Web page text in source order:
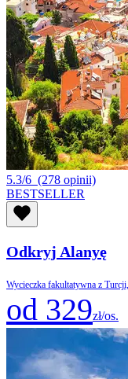
5.3/6 (278 opinii)
BESTSELLER
Odkryj Alanyę
Wycieczka fakultatywna z
od 329zł/os.